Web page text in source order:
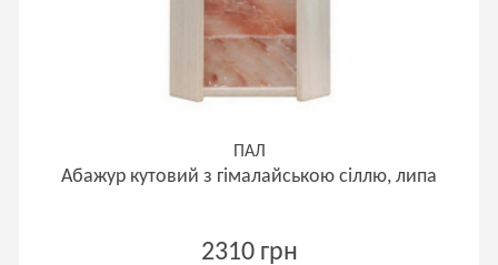
ПАЛ
Абажур кутовий з гімалайською сіллю, липа
2310 грн